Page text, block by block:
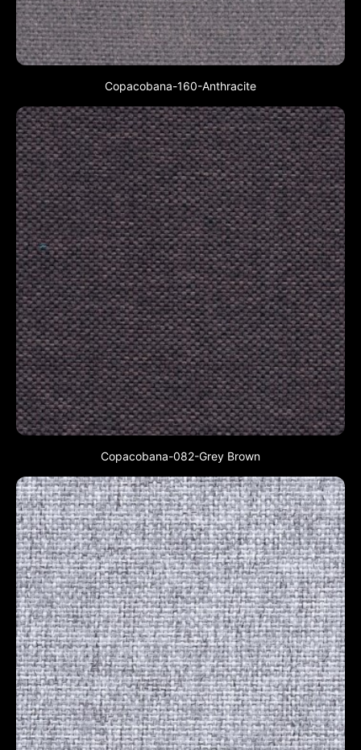
Copacobana-160-Anthracite
Copacobana-082-Grey Brown